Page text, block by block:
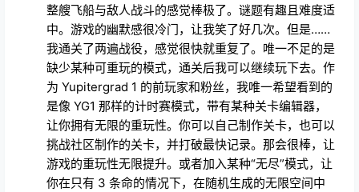
整艘飞船与敌人战斗的感觉棒极了。谜题有趣且难度适
中。游戏的幽默感很冷门，让我笑了好几次。但是……
我通关了两遍战役，感觉很快就重复了。唯一不足的是
缺少某种可重玩的模式，通关后我可以继续玩下去。作
为 Yupitergrad 1 的前玩家和粉丝，我唯一希望看到的
是像 YG1 那样的计时赛模式，带有某种关卡编辑器，
让你拥有无限的重玩性。你可以自己制作关卡，也可以
挑战社区制作的关卡，并打破最快记录。那会很棒，让
游戏的重玩性无限提升。或者加入某种“无尽”模式，让
你在只有 3 条命的情况下，在随机生成的无限空间中